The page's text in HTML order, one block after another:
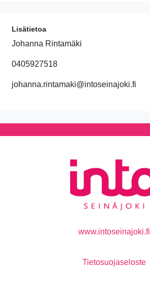
Lisätietoa
Johanna Rintamäki
0405927518
johanna.rintamaki@intoseinajoki.fi
www.intoseinajoki.fi
Tietosuojaseloste